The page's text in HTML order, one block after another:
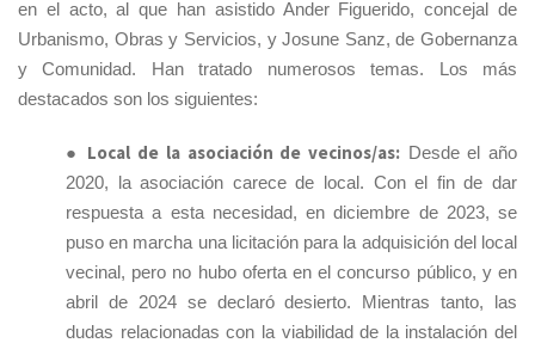
en el acto, al que han asistido Ander Figuerido, concejal de
Urbanismo, Obras y Servicios, y Josune Sanz, de Gobernanza
y Comunidad. Han tratado numerosos temas. Los más
destacados son los siguientes:
● Local de la asociación de vecinos/as:Desde el año
2020, la asociación carece de local. Con el fin de dar
respuesta a esta necesidad, en diciembre de 2023, se
puso en marcha una licitación para la adquisición del local
vecinal, pero no hubo oferta en el concurso público, y en
abril de 2024 se declaró desierto. Mientras tanto, las
dudas relacionadas con la viabilidad de la instalación del